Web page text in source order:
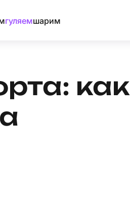
гуляемшарим